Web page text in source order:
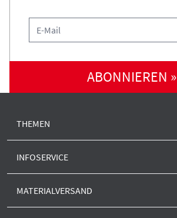
ABONNIEREN »
THEMEN
Atomunfall
Klima und Atom
INFOSERVICE
Newsletter
MATERIALVERSAND